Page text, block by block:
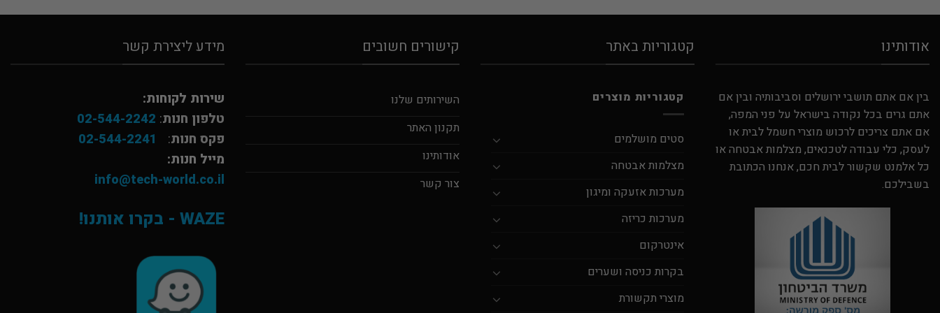
אודותינו
בין אם אתם תושבי ירושלים וסביבותיה ובין אם
אתם גרים בכל נקודה בישראל על פני המפה,
אם אתם צריכים לרכוש מוצרי חשמל לבית או
לעסק, כלי עבודה לטכנאים, מצלמות אבטחה או
כל אלמנט שקשור לבית חכם, אנחנו הכתובת
בשבילכם.
קטגוריות באתר
קטגוריות מוצרים
סטים מושלמים
מצלמות אבטחה
מערכות אזעקה ומיגון
מערכות כריזה
אינטרקום
בקרות כניסה ושערים
מוצרי תקשורת
קישורים חשובים
השירותים שלנו
תקנון האתר
אודותינו
צור קשר
מידע ליצירת קשר
שירות לקוחות:
טלפון חנות:
02-544-2242
פקס חנות:
02-544-2241
מייל חנות:
info@tech-world.co.il
WAZE - בקרו אותנו!